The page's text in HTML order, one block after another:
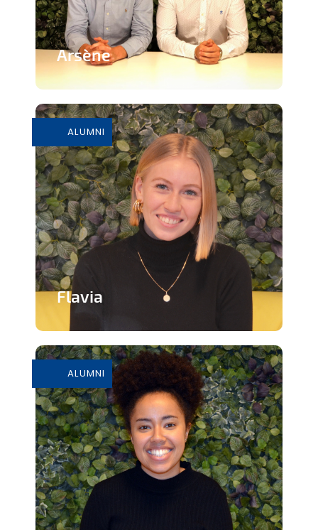
Arsène
artisanaux wallons et bruxellois
En savoir plus
ALUMNI
Flavia
main à partir de matières végétales
En savoir plus
ALUMNI